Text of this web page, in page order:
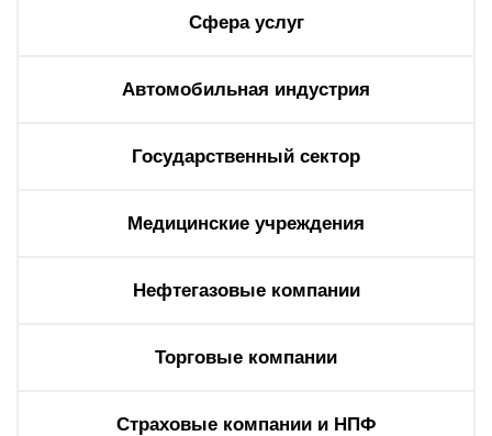
Заказать звонок
Сфера услуг
Автомобильная индустрия
Государственный сектор
Медицинские учреждения
Нефтегазовые компании
Торговые компании
Страховые компании и НПФ